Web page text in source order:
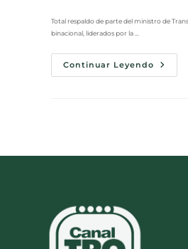
Total respaldo de parte del ministro de
binacional, liderados por la …
Continuar Leyendo